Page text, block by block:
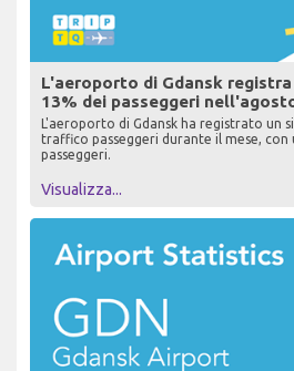
L'aeroporto di Gdansk
13% dei passeggeri
L'aeroporto di Gdansk ha registrato un
traffico passeggeri durante il mese, con
passeggeri.
Visualizza...